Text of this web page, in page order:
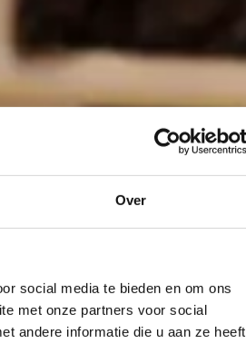
Over
social media te bieden en om ons
met onze partners voor social
andere informatie die u aan ze heeft